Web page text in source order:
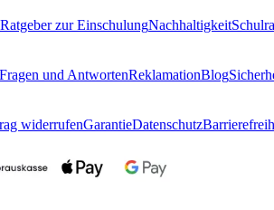
Ratgeber zur EinschulungNachhaltigkeit
Fragen und AntwortenReklamationBlog
widerrufenGarantieDatenschutz